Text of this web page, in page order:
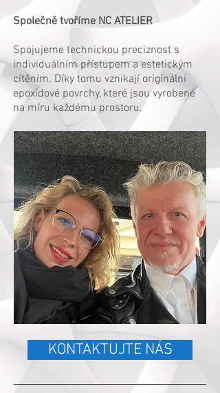
Společně tvoříme NC ATELIER
Spojujeme technickou preciznost s
individuálním přístupem a estetickým
cítěním. Díky tomu vznikají originální
epoxidové povrchy, které jsou vyrobené
na míru každému prostoru.
KONTAKTUJTE NÁS